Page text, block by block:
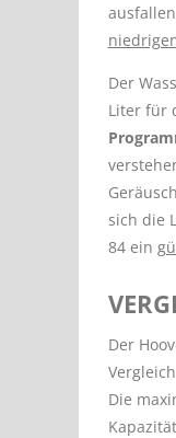
Der
Liter für
sich die
84 ein
Der
Die
Kapazität